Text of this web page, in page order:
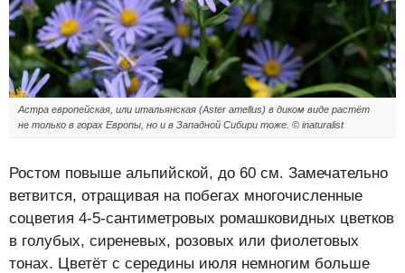
Астра европейская, или итальянская (Aster amellus) в диком виде растёт
не только в горах Европы, но и в Западной Сибири тоже. © inaturalist
Ростом повыше альпийской, до 60 см. Замечательно
ветвится, отращивая на побегах многочисленные
соцветия 4-5-сантиметровых ромашковидных цветков
в голубых, сиреневых, розовых или фиолетовых
тонах. Цветёт с середины июля немногим больше